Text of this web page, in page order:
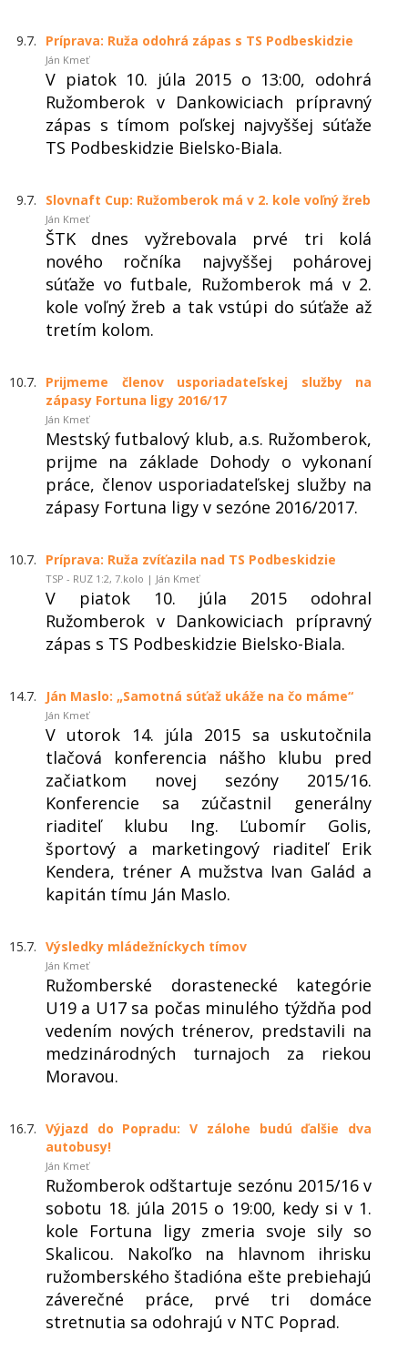
9.7. Príprava: Ruža odohrá zápas s TS Podbeskidzie
Ján Kmeť
V piatok 10. júla 2015 o 13:00, odohrá
Ružomberok v Dankowiciach prípravný
zápas s tímom poľskej najvyššej súťaže
TS Podbeskidzie Bielsko-Biala.
9.7. Slovnaft Cup: Ružomberok má v 2. kole voľný žreb
Ján Kmeť
ŠTK dnes vyžrebovala prvé tri kolá
nového ročníka najvyššej pohárovej
súťaže vo futbale, Ružomberok má v 2.
kole voľný žreb a tak vstúpi do súťaže až
tretím kolom.
10.7.
Prijmeme členov usporiadateľskej služby na
zápasy Fortuna ligy 2016/17
Ján Kmeť
Mestský futbalový klub, a.s. Ružomberok,
prijme na základe Dohody o vykonaní
práce, členov usporiadateľskej služby na
zápasy Fortuna ligy v sezóne 2016/2017.
10.7. Príprava: Ruža zvíťazila nad TS Podbeskidzie
TSP - RUZ 1:2, 7.kolo | Ján Kmeť
V piatok 10. júla 2015 odohral
Ružomberok v Dankowiciach prípravný
zápas s TS Podbeskidzie Bielsko-Biala.
14.7. Ján Maslo: „Samotná súťaž ukáže na čo máme“
Ján Kmeť
V utorok 14. júla 2015 sa uskutočnila
tlačová konferencia nášho klubu pred
začiatkom novej sezóny 2015/16.
Konferencie sa zúčastnil generálny
riaditeľ klubu Ing. Ľubomír Golis,
športový a marketingový riaditeľ Erik
Kendera, tréner A mužstva Ivan Galád a
kapitán tímu Ján Maslo.
15.7. Výsledky mládežníckych tímov
Ján Kmeť
Ružomberské dorastenecké kategórie
U19 a U17 sa počas minulého týždňa pod
vedením nových trénerov, predstavili na
medzinárodných turnajoch za riekou
Moravou.
16.7. Výjazd do Popradu: V zálohe budú ďalšie dva
autobusy!
Ján Kmeť
Ružomberok odštartuje sezónu 2015/16 v
sobotu 18. júla 2015 o 19:00, kedy si v 1.
kole Fortuna ligy zmeria svoje sily so
Skalicou. Nakoľko na hlavnom ihrisku
ružomberského štadióna ešte prebiehajú
záverečné práce, prvé tri domáce
stretnutia sa odohrajú v NTC Poprad.